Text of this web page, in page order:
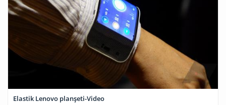
Elastik Lenovo planşeti-Video